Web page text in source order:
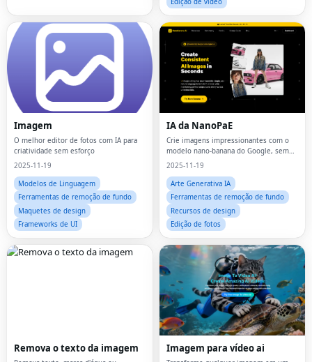
Imagem
O melhor editor de fotos com IA para
criatividade sem esforço
2025-11-19
Modelos de Linguagem
Ferramentas de remoção de fundo
Maquetes de design
Frameworks de UI
IA da NanoPaE
Crie imagens impressionantes com o
modelo nano-banana do Google, sem
necessidade de conhecimentos de
2025-11-19
Arte Generativa IA
Ferramentas de remoção de fundo
Recursos de design
Edição de fotos
Remova o texto da imagem Imagem para vídeo ai